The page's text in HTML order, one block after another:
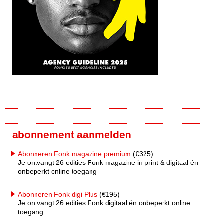
abonnement aanmelden
Abonneren Fonk magazine premium (€325)
Je ontvangt 26 edities Fonk magazine in print & digitaal én
onbeperkt online toegang
Abonneren Fonk digi Plus (€195)
Je ontvangt 26 edities Fonk digitaal én onbeperkt online
toegang